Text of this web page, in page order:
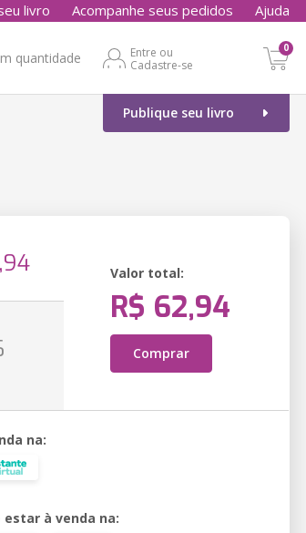
livro Acompanhe seus pedidos Ajuda
quantidade
Entre ou
Cadastre-se
0
Publique seu livro
Valor total:
R$ 62,94
Comprar
na:
à venda na: